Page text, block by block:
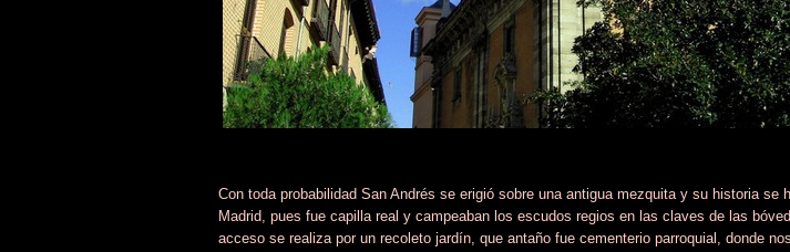
Con toda probabilidad San Andrés se erigió sobre una antigua mezquita y su historia se
Madrid, pues fue capilla real y campeaban los escudos regios en las claves de las
acceso se realiza por un recoleto jardín, que antaño fue cementerio parroquial, donde